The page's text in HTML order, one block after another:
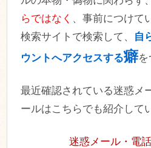
らではなく 、事前につけて
検索サイトで検索して、 自
ウントへアクセスする癖を
最近確認されている迷惑メ
ールはこちらでも紹介して
迷惑メール・電